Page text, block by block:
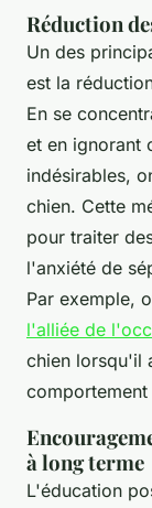
Réduction
Un des
est la
En se
et en ignorant
indésirables,
chien. Cette
pour traiter
l'anxiété de
Par exemple,
l'alliée de
chien lorsqu'il
à long terme
L'éducation